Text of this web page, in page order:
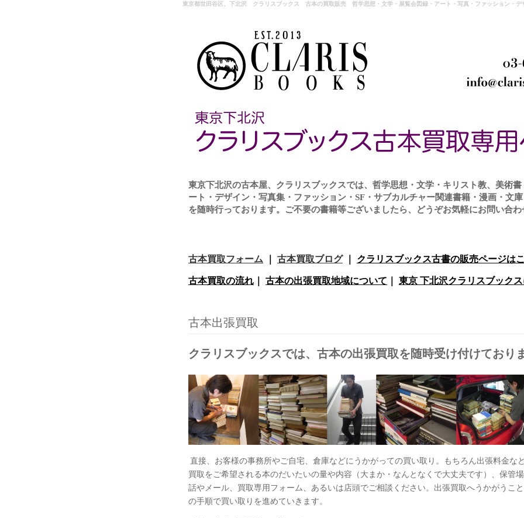
東京都世田谷区、下北沢 クラリスブックス 古本の買取販売 哲学思想・文学・展覧会図録・アート・写真・ファッション・デ
東京下北沢の古本屋、クラリスブックスでは、哲学思想・文学・キリスト教、美術
ート・デザイン・写真集・ファッション・SF・サブカルチャー関連書籍・漫画・文
を随時行っております。ご不要の書籍等ございましたら、どうぞお気軽にお問い合わ
古本買取フォーム 古本買取ブログ｜ クラリスブックス古書の販売ページは
古本買取の流れ 古本の出張買取地域について 東京 下北沢クラリスブック
古本出張買取
クラリスブックスでは、古本の出張買取を随時受け付けており
直接、お客様の事務所やご自宅、倉庫などにうかがっての買い取り。もちろん出張料金な
買取をご希望される本のだいたいの量や内容（大まか・なんとなくで大丈夫です）、保管
話やメール、買取専用フォーム、あるいは店頭でご相談ください。出張買取へうかがうこ
の手順で買い取りを進めていきます。